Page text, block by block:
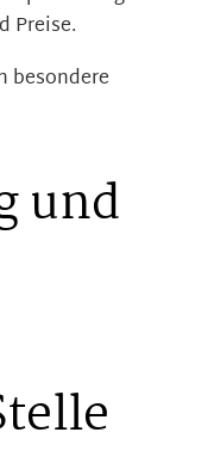
Preise.
besondere
und